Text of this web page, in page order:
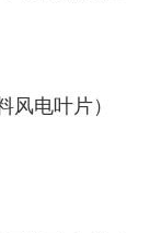
风电叶片）